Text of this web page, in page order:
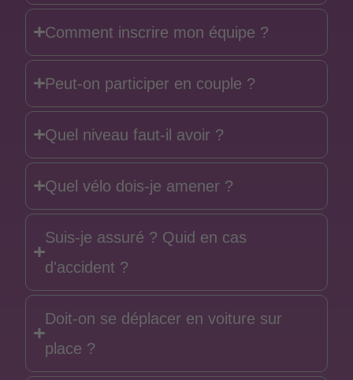
Comment inscrire mon équipe ?
Peut-on participer en couple ?
Quel niveau faut-il avoir ?
Quel vélo dois-je amener ?
Suis-je assuré ? Quid en cas
d'accident ?
Doit-on se déplacer en voiture sur
place ?